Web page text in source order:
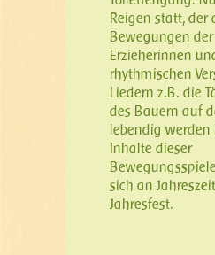
Reigen statt, der
Bewegungen der
Erzieherinnen
rhythmischen
Liedern z.B. die
des Bauern auf
lebendig werden
Inhalte dieser
sich an
Jahresfest.